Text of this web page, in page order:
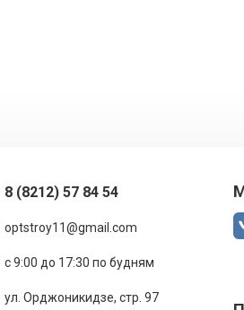
8 (8212) 57 84 54
optstroy11@gmail.com
с 9:00 до 17:30 по будням
ул. Орджоникидзе, стр. 97